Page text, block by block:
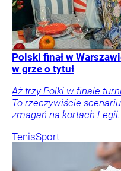
Polski finał w
w grze o tytuł
Aż trzy Polki w finale
To rzeczywiście
zmagań na kortach
TenisSport